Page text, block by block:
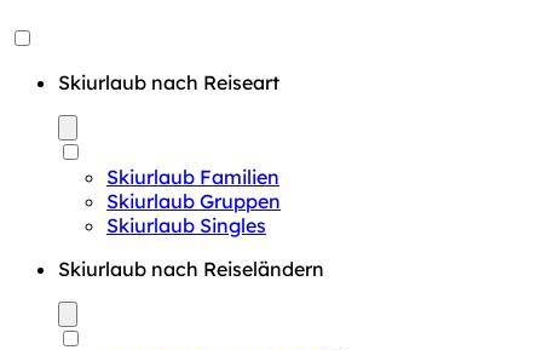
Skiurlaub nach Reiseart
Skiurlaub Familien
Skiurlaub Gruppen
Skiurlaub Singles
Skiurlaub nach Reiseländern